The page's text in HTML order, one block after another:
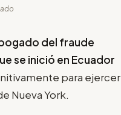
del fraude
se inició en Ecuador
para ejercer
Nueva York.